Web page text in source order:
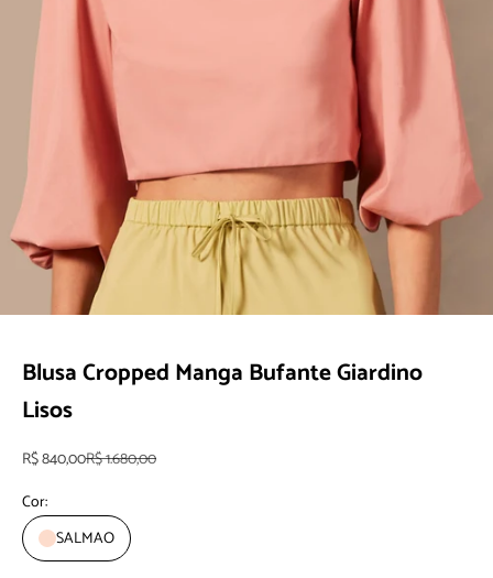
Blusa Cropped Manga Bufante Giardino
Lisos
Preço promocional
R$ 840,00Preço normal
R$ 1.680,00
Cor:
SALMAO